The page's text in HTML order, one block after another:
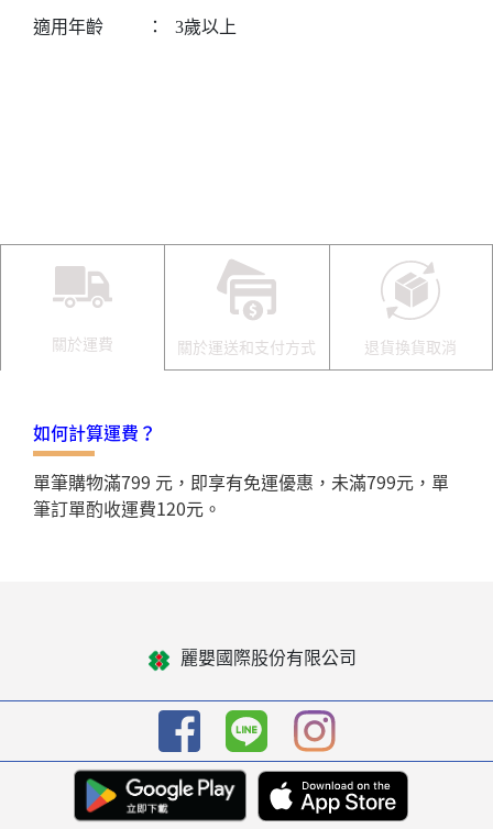
適用年齡
： 3歲以上
關於運費 關於運送和支付方式 退貨換貨取消
如何計算運費？
單筆購物滿799 元，即享有免運優惠，未滿799元，單
筆訂單酌收運費120元。
麗嬰國際股份有限公司